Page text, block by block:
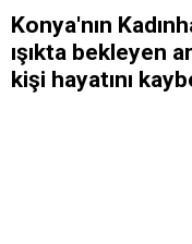
Konya'nın
ışıkta bekleyen
kişi hayatını